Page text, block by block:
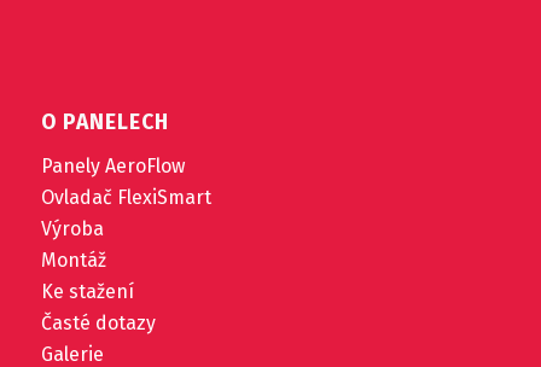
O PANELECH
Panely AeroFlow
Ovladač FlexiSmart
Výroba
Montáž
Ke stažení
Časté dotazy
Galerie